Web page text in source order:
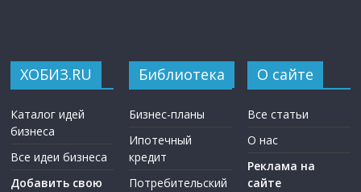
ХОБИЗ.RU
Каталог идей
бизнеса
Все идеи бизнеса
Добавить свою
Библиотека
Бизнес-планы
Ипотечный
кредит
Потребительский
О сайте
Все статьи
О нас
Реклама на
сайте